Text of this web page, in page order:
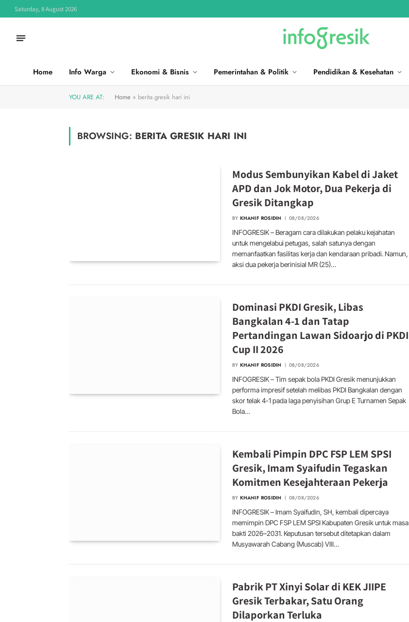
Saturday, 8 August 2026
Home Info Warga Ekonomi & Bisnis Pemerintahan & Politik Pendidikan & Kesehatan
YOU ARE AT: Home » berita gresik hari ini
BROWSING: BERITA GRESIK HARI INI
Modus Sembunyikan Kabel di Jaket
APD dan Jok Motor, Dua Pekerja di
Gresik Ditangkap
BY KHANIF ROSIDIN 08/08/2026
INFOGRESIK – Beragam cara dilakukan pelaku kejahatan
untuk mengelabui petugas, salah satunya dengan
memanfaatkan fasilitas kerja dan kendaraan pribadi. Namun,
aksi dua pekerja berinisial MR (25)…
Dominasi PKDI Gresik, Libas
Bangkalan 4-1 dan Tatap
Pertandingan Lawan Sidoarjo di PKDI
Cup II 2026
BY KHANIF ROSIDIN 08/08/2026
INFOGRESIK – Tim sepak bola PKDI Gresik menunjukkan
performa impresif setelah melibas PKDI Bangkalan dengan
skor telak 4-1 pada laga penyisihan Grup E Turnamen Sepak
Bola…
Kembali Pimpin DPC FSP LEM SPSI
Gresik, Imam Syaifudin Tegaskan
Komitmen Kesejahteraan Pekerja
BY KHANIF ROSIDIN 08/08/2026
INFOGRESIK – Imam Syaifudin, SH, kembali dipercaya
memimpin DPC FSP LEM SPSI Kabupaten Gresik untuk masa
bakti 2026–2031. Keputusan tersebut ditetapkan dalam
Musyawarah Cabang (Muscab) VIII…
Pabrik PT Xinyi Solar di KEK JIIPE
Gresik Terbakar, Satu Orang
Dilaporkan Terluka